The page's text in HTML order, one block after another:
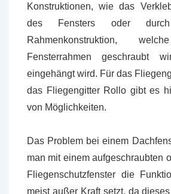
Konstruktionen, wie das
des Fensters oder
Rahmenkonstruktion,
Fensterrahmen geschraubt
eingehängt wird. Für das
das Fliegengitter Rollo gibt es
von Möglichkeiten.
Das Problem bei einem
man mit einem aufgeschraubten
Fliegenschutzfenster die
meist außer Kraft setzt, da